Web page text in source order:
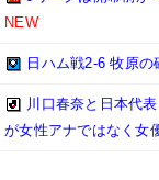
NEW
日ハム戦2-6 牧原
川口春奈と日本代
が女性アナではなく女